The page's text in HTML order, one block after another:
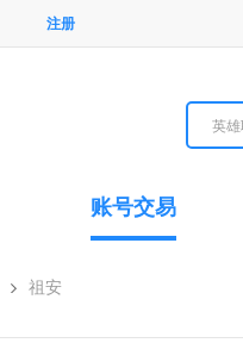
注册
英
账号交易
祖安